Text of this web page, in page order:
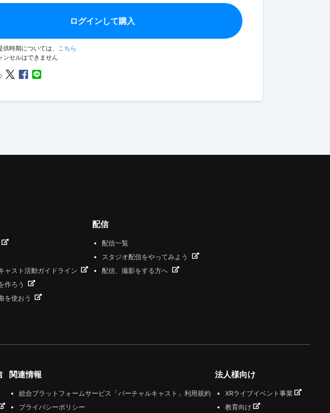
ログインして購入
時期については、
こちら
ンセルはできません
ャスト活動ガイドライン
作ろう
を使おう
配信
配信一覧
スタジオ配信をやってみよう
配信、撮影をする方へ
関連情報
総合プラットフォームサービス「バーチャルキャスト」利用規約
プライバシーポリシー
法人様向け
XRライブイベント事業
教育向け